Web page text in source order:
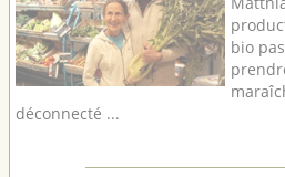
bio
déconnecté ...